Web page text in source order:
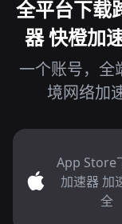
全平台下载
器 快橙加
一个账号，全
境网络加
App Store
加速器 加
全